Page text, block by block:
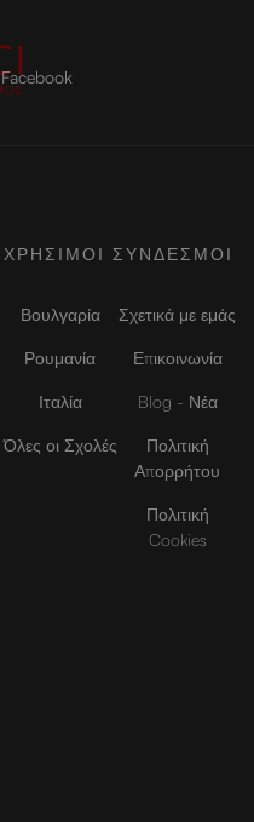
Facebook
ΧΡΗΣΙΜΟΙ ΣΥΝΔΕΣΜΟΙ
Βουλγαρία
Ρουμανία
Ιταλία
Όλες οι Σχολές
Σχετικά με εμάς
Επικοινωνία
Blog - Νέα
Πολιτική
Απορρήτου
Πολιτική
Cookies